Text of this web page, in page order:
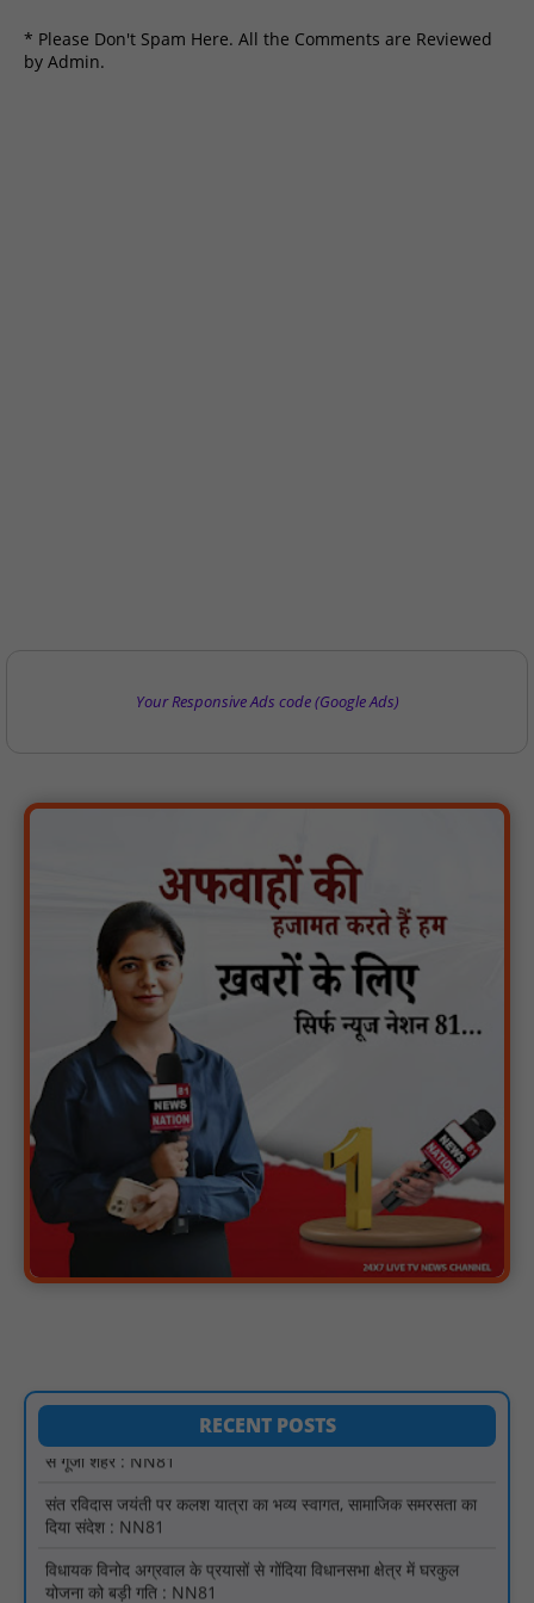
* Please Don't Spam Here. All the Comments are Reviewed
by Admin.
Your Responsive Ads code (Google Ads)
RECENT POSTS
जायस आदिवासी समाज संगठन के पदाधिकारियों ने किया अभिनंदन, आदिवासी
समाज से जुड़े मुद्दों पर हुई चर्चा : NN81
मिशन शक्ति: तिकुनिया पुलिस ने बनवीरपुर में चौपाल लगा महिलाओं को किया
जागरूक, नारी सुरक्षा और स्वावलम्बन का दिया संदेश : NN81
खिरकिया ब्लॉक की प्राथमिक शाला बाफ़ला में पदस्थ शिक्षक 20 कि.मी. दूर
हरदा से आते है स्कूल : NN81
सदर कैंट मंडल मै गुरु रविदास की समरसता संकल्प यात्रा,पुष्प वर्षा से हुआ
भव्य स्वागत : NN81
विश्व आदिवासी दिवस पर सिराली में निकली भव्य वाहन रैली : NN81
से गूंजा शहर : NN81
संत रविदास जयंती पर कलश यात्रा का भव्य स्वागत, सामाजिक समरसता का
दिया संदेश : NN81
विधायक विनोद अग्रवाल के प्रयासों से गोंदिया विधानसभा क्षेत्र में घरकुल
योजना को बड़ी गति : NN81
प्राथमिक स्वास्थ्य केंद्र खैलार सहित 45 पीएचसी पर आयोजित हुए मुख्यमंत्री
जनआरोग्य मेले - डॉ शिशिर पुरी : NN81